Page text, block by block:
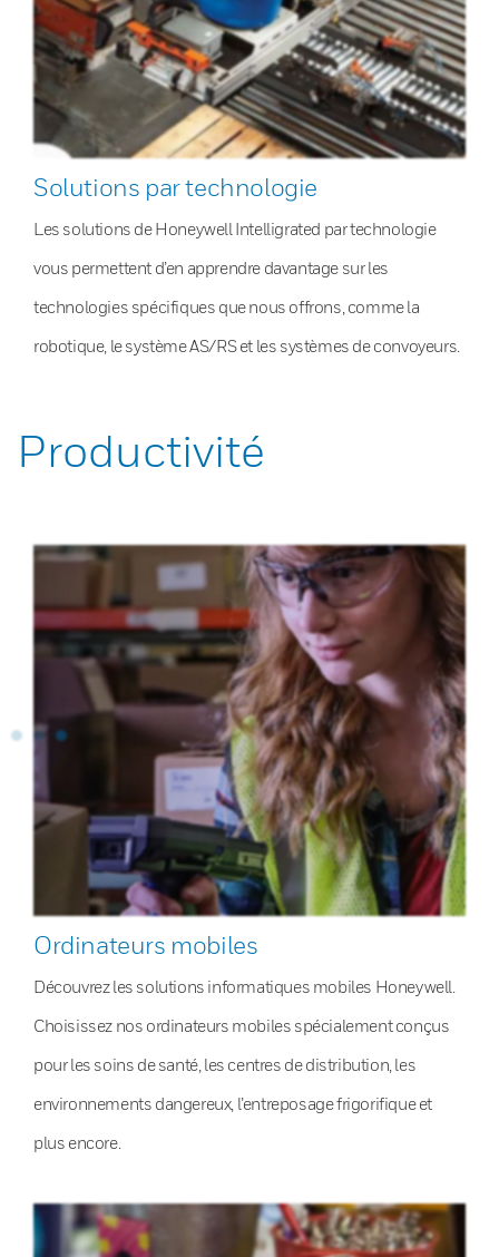
Solutions par technologie
Les solutions de Honeywell Intelligrated par technologie
vous permettent d’en apprendre davantage sur les
technologies spécifiques que nous offrons, comme la
robotique, le système AS/RS et les systèmes de convoyeurs.
Productivité
Ordinateurs mobiles
Découvrez les solutions informatiques mobiles Honeywell.
Choisissez nos ordinateurs mobiles spécialement conçus
pour les soins de santé, les centres de distribution, les
environnements dangereux, l’entreposage frigorifique et
plus encore.